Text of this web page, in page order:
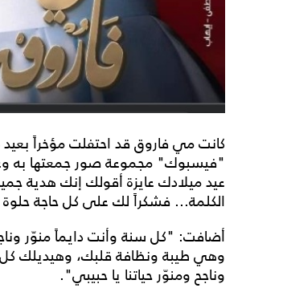
كانت مي فاروق قد احتفلت مؤخراً
"فيسبوك" مجموعة صور جمعتها به
عيد ميلادك عايزة أقولك إنك هدية
الكلمة... فشكراً لك على كل حاجة
أضافت: "كل سنة وأنت دايماً منوّر
وهي طيبة ونظافة قلبك، وهيديلك
وناجح ومنوّر حياتنا يا حبيبي".